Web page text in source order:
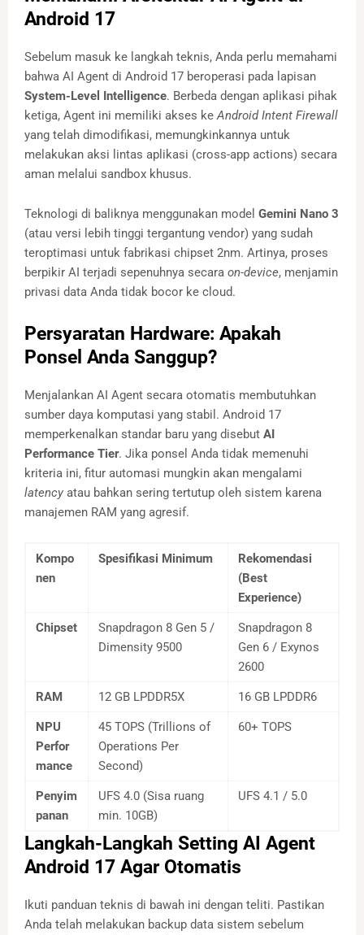
Android 17
Sebelum masuk ke langkah teknis, Anda perlu memahami
bahwa AI Agent di Android 17 beroperasi pada lapisan
System-Level Intelligence. Berbeda dengan aplikasi pihak
ketiga, Agent ini memiliki akses ke Android Intent Firewall
yang telah dimodifikasi, memungkinkannya untuk
melakukan aksi lintas aplikasi (cross-app actions) secara
aman melalui sandbox khusus.
Teknologi di baliknya menggunakan model Gemini Nano 3
(atau versi lebih tinggi tergantung vendor) yang sudah
teroptimasi untuk fabrikasi chipset 2nm. Artinya, proses
berpikir AI terjadi sepenuhnya secara on-device, menjamin
privasi data Anda tidak bocor ke cloud.
Persyaratan Hardware: Apakah
Ponsel Anda Sanggup?
Menjalankan AI Agent secara otomatis membutuhkan
sumber daya komputasi yang stabil. Android 17
memperkenalkan standar baru yang disebut AI
Performance Tier. Jika ponsel Anda tidak memenuhi
kriteria ini, fitur automasi mungkin akan mengalami
latency atau bahkan sering tertutup oleh sistem karena
manajemen RAM yang agresif.
Kompo
nen
Spesifikasi Minimum
Rekomendasi
(Best
Experience)
Chipset
Snapdragon 8 Gen 5 /
Dimensity 9500
Snapdragon 8
Gen 6 / Exynos
2600
RAM 12 GB LPDDR5X 16 GB LPDDR6
NPU
Perfor
mance
45 TOPS (Trillions of
Operations Per
Second)
60+ TOPS
Penyim
panan
UFS 4.0 (Sisa ruang
min. 10GB)
UFS 4.1 / 5.0
Langkah-Langkah Setting AI Agent
Android 17 Agar Otomatis
Ikuti panduan teknis di bawah ini dengan teliti. Pastikan
Anda telah melakukan backup data sistem sebelum